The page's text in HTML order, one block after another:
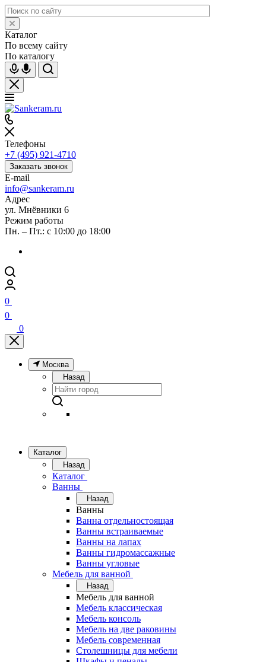
Каталог
По всему сайту
По каталогу
Телефоны
+7 (495) 921-4710
Заказать звонок
E-mail
info@sankeram.ru
Адрес
ул. Мнёвники 6
Режим работы
Пн. – Пт.: с 10:00 до 18:00
0
0
0
Москва
Назад
Каталог
Назад
Каталог
Ванны
Назад
Ванны
Ванна отдельностоящая
Ванны встраиваемые
Ванны на лапах
Ванны гидромассажные
Ванны угловые
Мебель для ванной
Назад
Мебель для ванной
Мебель классическая
Мебель консоль
Мебель на две раковины
Мебель современная
Столешницы для мебели